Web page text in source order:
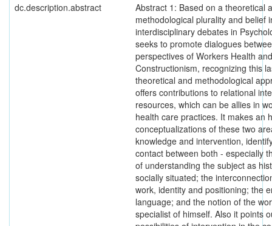
dc.description.abstract
Abstract 1: Based on a theoretical
methodological plurality and belief
interdisciplinary debates in
seeks to promote dialogues
perspectives of Workers Health
Constructionism, recognizing this
theoretical and methodological
offers contributions to relational
resources, which can be allies in
health care practices. It makes an
conceptualizations of these two
knowledge and intervention,
contact between both - especially
of understanding the subject as
socially situated; the
work, identity and positioning; the
language; and the notion of the
specialist of himself. Also it points